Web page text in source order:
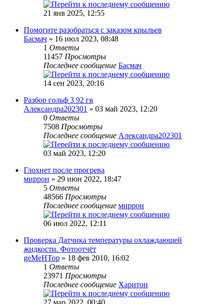
21 янв 2025, 12:55
Помогите разобраться с заказом крыльев
Басмач » 16 июл 2023, 08:48
1 Ответы
11457 Просмотры
Последнее сообщение Басмач
14 сен 2023, 20:16
Разбор гольф 3 92 гв
Александра202301 » 03 май 2023, 12:20
0 Ответы
7508 Просмотры
Последнее сообщение Александра202301
03 май 2023, 12:20
Глохнет после прогрева
миррон » 29 июн 2022, 18:47
5 Ответы
48566 Просмотры
Последнее сообщение миррон
06 июл 2022, 12:11
Проверка Датчика температуры охлаждающей
жидкости. Фотоотчёт
geMeHTop » 18 фев 2010, 16:02
1 Ответы
23971 Просмотры
Последнее сообщение Харитон
27 мар 2022, 00:40